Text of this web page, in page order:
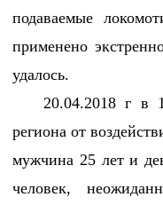
подаваемые
применено
удалось.
20.04.2018 г в
региона от
мужчина 25 лет и
человек,